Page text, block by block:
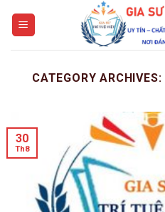
CATEGORY ARCHIVES:
30
Th8